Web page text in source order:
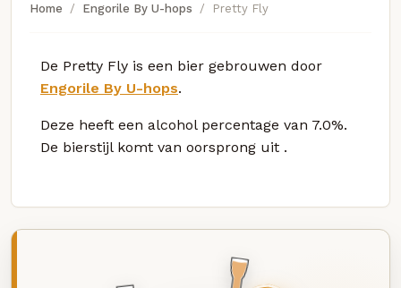
Home Engorile By U-hops Pretty Fly
De Pretty Fly is een bier gebrouwen door
Engorile By U-hops.
Deze heeft een alcohol percentage van 7.0%.
De bierstijl komt van oorsprong uit .